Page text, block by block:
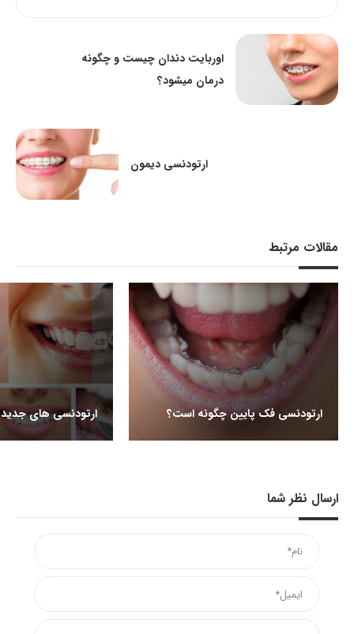
اوربایت دندان چیست و چگونه
درمان میشود؟
ارتودنسی دیمون
مقالات مرتبط
ارتودنسی فک پایین چگونه است؟ ارتودنسی های جدید
ارسال نظر شما